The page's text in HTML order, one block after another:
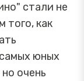
стали не
того, как
юных
очень